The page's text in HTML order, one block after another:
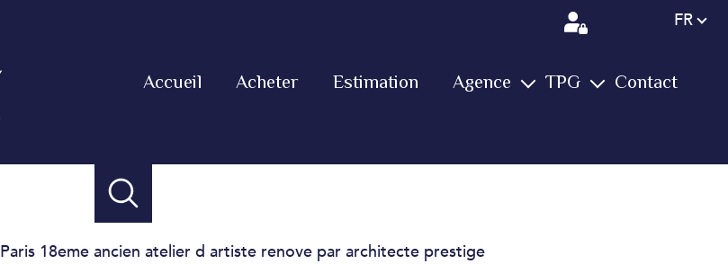
Langue
FR
Accueil Acheter Estimation Agence
Actualités
TPG Contact
Paris 18eme ancien atelier d artiste renove par architecte prestige